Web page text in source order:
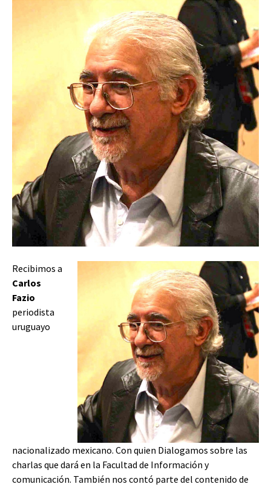
Recibimos a
Carlos
Fazio
periodista
uruguayo
nacionalizado mexicano. Con quien Dialogamos sobre las
charlas que dará en la Facultad de Información y
comunicación. También nos contó parte del contenido de